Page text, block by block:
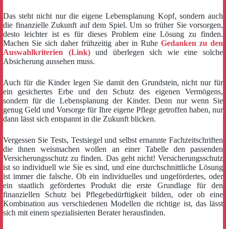
Das steht nicht nur die eigene Lebensplanung Kopf, sondern auch
die finanzielle Zukunft auf dem Spiel. Um so früher Sie vorsorgen,
desto leichter ist es für dieses Problem eine Lösung zu finden.
Machen Sie sich daher frühzeitig aber in Ruhe Gedanken zu den
Auswahlkriterien (Link)und überlegen sich wie eine solche
Absicherung aussehen muss.
Auch für die Kinder legen Sie damit den Grundstein, nicht nur für
ein gesichertes Erbe und den Schutz des eigenen Vermögens,
sondern für die Lebensplanung der Kinder. Denn nur wenn Sie
genug Geld und Vorsorge für Ihre eigene Pflege getroffen haben, nur
dann lässt sich entspannt in die Zukunft blicken.
Vergessen Sie Tests, Testsiegel und selbst ernannte Fachzeitschriften
die ihnen weismachen wollen an einer Tabelle den passenden
Versicherungsschutz zu finden. Das geht nicht! Versicherungsschutz
ist so individuell wie Sie es sind, und eine durchschnittliche Lösung
ist immer die falsche. Ob ein individuelles und ungefördertes, oder
ein staatlich gefördertes Produkt die erste Grundlage für den
finanziellen Schutz bei Pflegebedürftigkeit bilden, oder ob eine
Kombination aus verschiedenen Modellen die richtige ist, das lässt
sich mit einem spezialisierten Berater herausfinden.